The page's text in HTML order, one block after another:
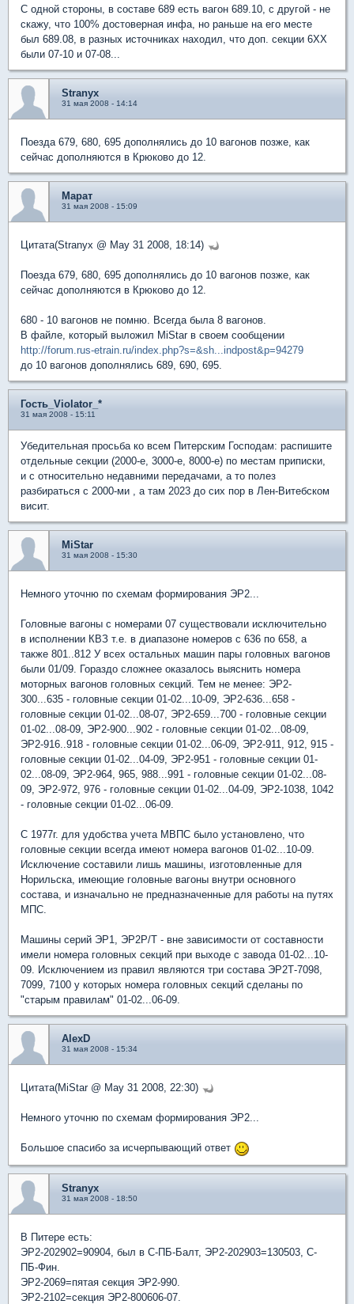
С одной стороны, в составе 689 есть вагон 689.10, с другой - не
скажу, что 100% достоверная инфа, но раньше на его месте
был 689.08, в разных источниках находил, что доп. секции 6ХХ
были 07-10 и 07-08...
Stranyx
31 мая 2008 - 14:14
Поезда 679, 680, 695 дополнялись до 10 вагонов позже, как
сейчас дополняются в Крюково до 12.
Марат
31 мая 2008 - 15:09
Цитата(Stranyx @ May 31 2008, 18:14)
Поезда 679, 680, 695 дополнялись до 10 вагонов позже, как
сейчас дополняются в Крюково до 12.
680 - 10 вагонов не помню. Всегда была 8 вагонов.
В файле, который выложил MiStar в своем сообщении
http://forum.rus-etrain.ru/index.php?s=&sh...indpost&p=94279
до 10 вагонов дополнялись 689, 690, 695.
Гость_Violator_*
31 мая 2008 - 15:11
Убедительная просьба ко всем Питерским Господам: распишите
отдельные секции (2000-е, 3000-е, 8000-е) по местам приписки,
и с относительно недавними передачами, а то полез
разбираться с 2000-ми , а там 2023 до сих пор в Лен-Витебском
висит.
MiStar
31 мая 2008 - 15:30
Немного уточню по схемам формирования ЭР2...
Головные вагоны с номерами 07 существовали исключительно
в исполнении КВЗ т.е. в диапазоне номеров с 636 по 658, а
также 801..812 У всех остальных машин пары головных вагонов
были 01/09. Гораздо сложнее оказалось выяснить номера
моторных вагонов головных секций. Тем не менее: ЭР2-
300...635 - головные секции 01-02...10-09, ЭР2-636...658 -
головные секции 01-02...08-07, ЭР2-659...700 - головные секции
01-02...08-09, ЭР2-900...902 - головные секции 01-02...08-09,
ЭР2-916..918 - головные секции 01-02...06-09, ЭР2-911, 912, 915 -
головные секции 01-02...04-09, ЭР2-951 - головные секции 01-
02...08-09, ЭР2-964, 965, 988...991 - головные секции 01-02...08-
09, ЭР2-972, 976 - головные секции 01-02...04-09, ЭР2-1038, 1042
- головные секции 01-02...06-09.
С 1977г. для удобства учета МВПС было установлено, что
головные секции всегда имеют номера вагонов 01-02...10-09.
Исключение составили лишь машины, изготовленные для
Норильска, имеющие головные вагоны внутри основного
состава, и изначально не предназначенные для работы на путях
МПС.
Машины серий ЭР1, ЭР2Р/Т - вне зависимости от составности
имели номера головных секций при выходе с завода 01-02...10-
09. Исключением из правил являются три состава ЭР2Т-7098,
7099, 7100 у которых номера головных секций сделаны по
"старым правилам" 01-02...06-09.
AlexD
31 мая 2008 - 15:34
Цитата(MiStar @ May 31 2008, 22:30)
Немного уточню по схемам формирования ЭР2...
Большое спасибо за исчерпывающий ответ
Stranyx
31 мая 2008 - 18:50
В Питере есть:
ЭР2-202902=90904, был в С-ПБ-Балт, ЭР2-202903=130503, С-
ПБ-Фин.
ЭР2-2069=пятая секция ЭР2-990.
ЭР2-2102=секция ЭР2-800606-07.